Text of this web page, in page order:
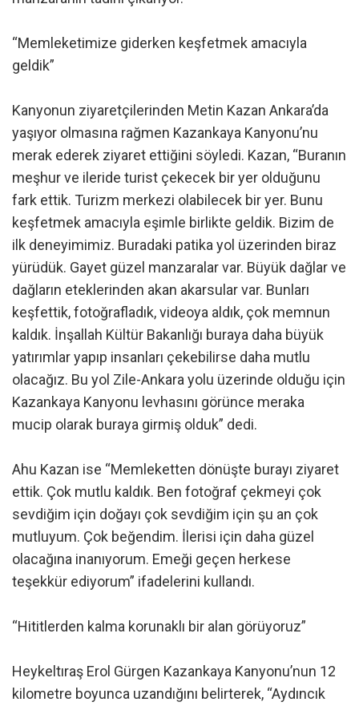
“Memleketimize giderken keşfetmek amacıyla
geldik”
Kanyonun ziyaretçilerinden Metin Kazan Ankara’da
yaşıyor olmasına rağmen Kazankaya Kanyonu’nu
merak ederek ziyaret ettiğini söyledi. Kazan, “Buranın
meşhur ve ileride turist çekecek bir yer olduğunu
fark ettik. Turizm merkezi olabilecek bir yer. Bunu
keşfetmek amacıyla eşimle birlikte geldik. Bizim de
ilk deneyimimiz. Buradaki patika yol üzerinden biraz
yürüdük. Gayet güzel manzaralar var. Büyük dağlar ve
dağların eteklerinden akan akarsular var. Bunları
keşfettik, fotoğrafladık, videoya aldık, çok memnun
kaldık. İnşallah Kültür Bakanlığı buraya daha büyük
yatırımlar yapıp insanları çekebilirse daha mutlu
olacağız. Bu yol Zile-Ankara yolu üzerinde olduğu için
Kazankaya Kanyonu levhasını görünce meraka
mucip olarak buraya girmiş olduk” dedi.
Ahu Kazan ise “Memleketten dönüşte burayı ziyaret
ettik. Çok mutlu kaldık. Ben fotoğraf çekmeyi çok
sevdiğim için doğayı çok sevdiğim için şu an çok
mutluyum. Çok beğendim. İlerisi için daha güzel
olacağına inanıyorum. Emeği geçen herkese
teşekkür ediyorum” ifadelerini kullandı.
“Hititlerden kalma korunaklı bir alan görüyoruz”
Heykeltıraş Erol Gürgen Kazankaya Kanyonu’nun 12
kilometre boyunca uzandığını belirterek, “Aydıncık